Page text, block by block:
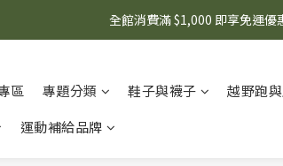
🌟 想知道現在有什麼優惠嗎？ 點擊查看
全館消費滿 $1,000 即享免運優
區 專題分類 鞋子與襪子 越野跑
運動補給品牌